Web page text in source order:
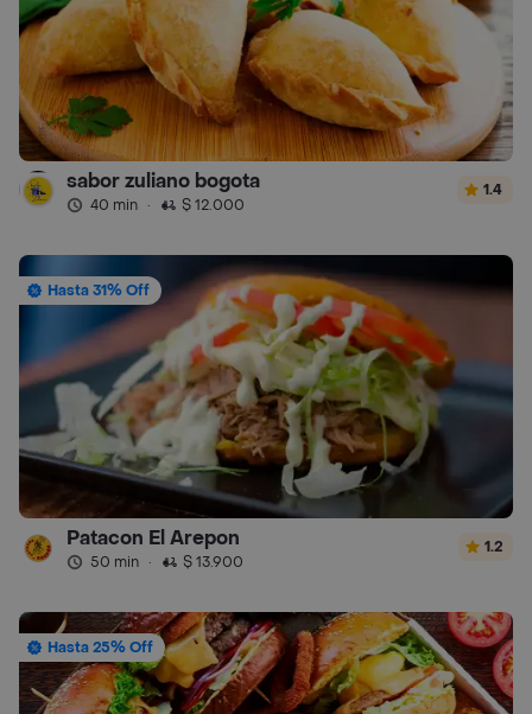
sabor zuliano bogota
40 min · $ 12.000
1.4
Hasta 31% Off
Patacon El Arepon
50 min · $ 13.900
1.2
Hasta 25% Off